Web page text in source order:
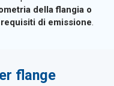
della flangia o
di emissione.
flange